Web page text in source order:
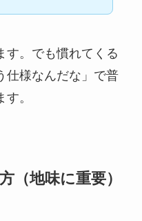
す。でも慣れてくる
仕様なんだな」で普
。
（地味に重要）